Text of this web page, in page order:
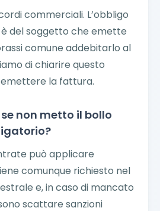
commerciali. L’obbligo
del soggetto che emette
comune addebitarlo al
di chiarire questo
la fattura.
non metto il bollo
può applicare
comunque richiesto nel
e, in caso di mancato
scattare sanzioni